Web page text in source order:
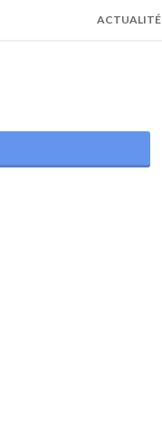
ACTUALITÉ